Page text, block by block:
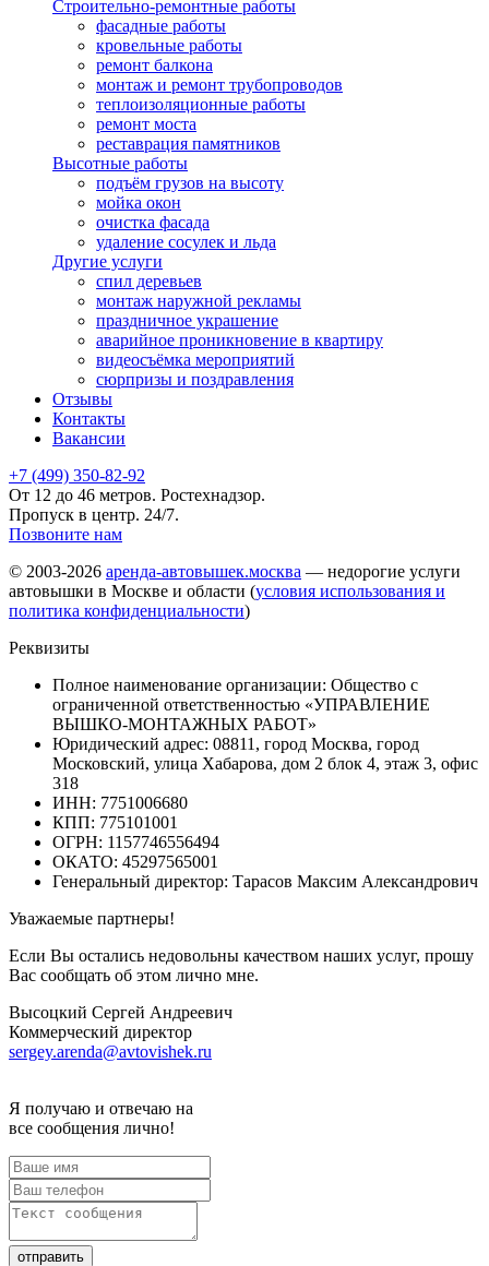
Строительно-ремонтные работы
фасадные работы
кровельные работы
ремонт балкона
монтаж и ремонт трубопроводов
теплоизоляционные работы
ремонт моста
реставрация памятников
Высотные работы
подъём грузов на высоту
мойка окон
очистка фасада
удаление сосулек и льда
Другие услуги
спил деревьев
монтаж наружной рекламы
праздничное украшение
аварийное проникновение в квартиру
видеосъёмка мероприятий
сюрпризы и поздравления
Отзывы
Контакты
Вакансии
+7 (499) 350-82-92
От 12 до 46 метров. Ростехнадзор.
Пропуск в центр. 24/7.
Позвоните нам
© 2003-2026 аренда-автовышек.москва — недорогие услуги
автовышки в Москве и области (условия использования и
политика конфиденциальности)
Реквизиты
Полное наименование организации: Общество с
ограниченной ответственностью «УПРАВЛЕНИЕ
ВЫШКО-МОНТАЖНЫХ РАБОТ»
Юридический адрес: 08811, город Москва, город
Московский, улица Хабарова, дом 2 блок 4, этаж 3, офис
318
ИНН: 7751006680
КПП: 775101001
ОГРН: 1157746556494
ОКАТО: 45297565001
Генеральный директор: Тарасов Максим Александрович
Уважаемые партнеры!
Если Вы остались недовольны качеством наших услуг, прошу
Вас сообщать об этом лично мне.
Высоцкий Сергей Андреевич
Коммерческий директор
sergey.arenda@avtovishek.ru
Я получаю и отвечаю на
все сообщения лично!